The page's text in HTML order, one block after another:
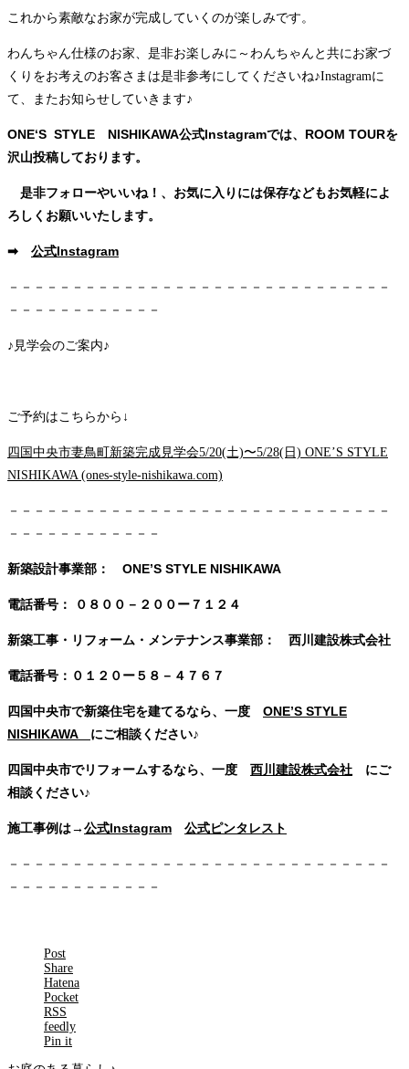
これから素敵なお家が完成していくのが楽しみです。
わんちゃん仕様のお家、是非お楽しみに～わんちゃんと共にお家づ
くりをお考えのお客さまは是非参考にしてくださいね♪Instagramに
て、またお知らせしていきます♪
ONE‘S STYLE NISHIKAWA公式Instagramでは、ROOM TOURを
沢山投稿しております。
是非フォローやいいね！、お気に入りには保存などもお気軽によ
ろしくお願いいたします。
➡ 公式Instagram
－－－－－－－－－－－－－－－－－－－－－－－－－－－－－－
－－－－－－－－－－－－
♪見学会のご案内♪
ご予約はこちらから↓
四国中央市妻鳥町新築完成見学会5/20(土)〜5/28(日) ONE’S STYLE
NISHIKAWA (ones-style-nishikawa.com)
－－－－－－－－－－－－－－－－－－－－－－－－－－－－－－
－－－－－－－－－－－－
新築設計事業部： ONE’S STYLE NISHIKAWA
電話番号： ０８００－２００ー７１２４
新築工事・リフォーム・メンテナンス事業部： 西川建設株式会社
電話番号：０１２０ー５８－４７６７
四国中央市で新築住宅を建てるなら、一度 ONE’S STYLE
NISHIKAWA
にご相談ください♪
四国中央市でリフォームするなら、一度 西川建設株式会社 にご
相談ください♪
施工事例は→公式Instagram 公式ピンタレスト
－－－－－－－－－－－－－－－－－－－－－－－－－－－－－－
－－－－－－－－－－－－
Post
Share
Hatena
Pocket
RSS
feedly
Pin it